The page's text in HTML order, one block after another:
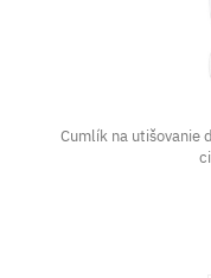
Cumlík na utišovanie